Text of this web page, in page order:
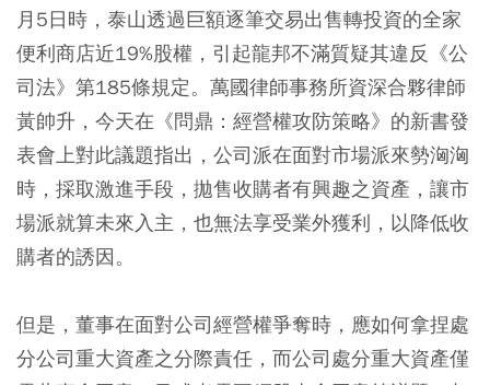
月5日時，泰山透過巨額逐筆交易出售轉投資的全家
便利商店近19%股權，引起龍邦不滿質疑其違反《公
司法》第185條規定。萬國律師事務所資深合夥律師
黃帥升，今天在《問鼎：經營權攻防策略》的新書發
表會上對此議題指出，公司派在面對市場派來勢洶洶
時，採取激進手段，拋售收購者有興趣之資產，讓市
場派就算未來入主，也無法享受業外獲利，以降低收
購者的誘因。
但是，董事在面對公司經營權爭奪時，應如何拿捏處
分公司重大資產之分際責任，而公司處分重大資產僅